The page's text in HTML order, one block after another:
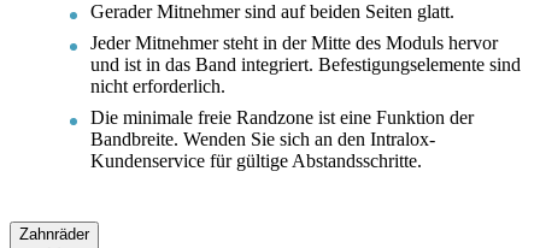
Gerader Mitnehmer sind auf beiden Seiten glatt.
Jeder Mitnehmer steht in der Mitte des Moduls hervor
und ist in das Band integriert. Befestigungselemente sind
nicht erforderlich.
Die minimale freie Randzone ist eine Funktion der
Bandbreite. Wenden Sie sich an den Intralox-
Kundenservice für gültige Abstandsschritte.
Zahnräder